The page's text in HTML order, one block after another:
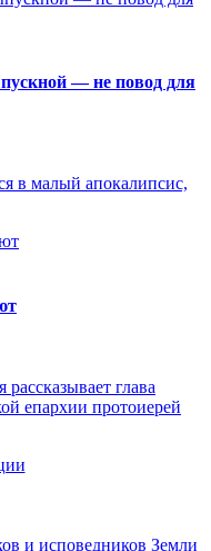
— не повод для
в малый апокалипсис,
глава
епархии протоиерей